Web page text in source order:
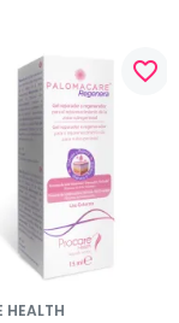
favorite_border
HEALTH